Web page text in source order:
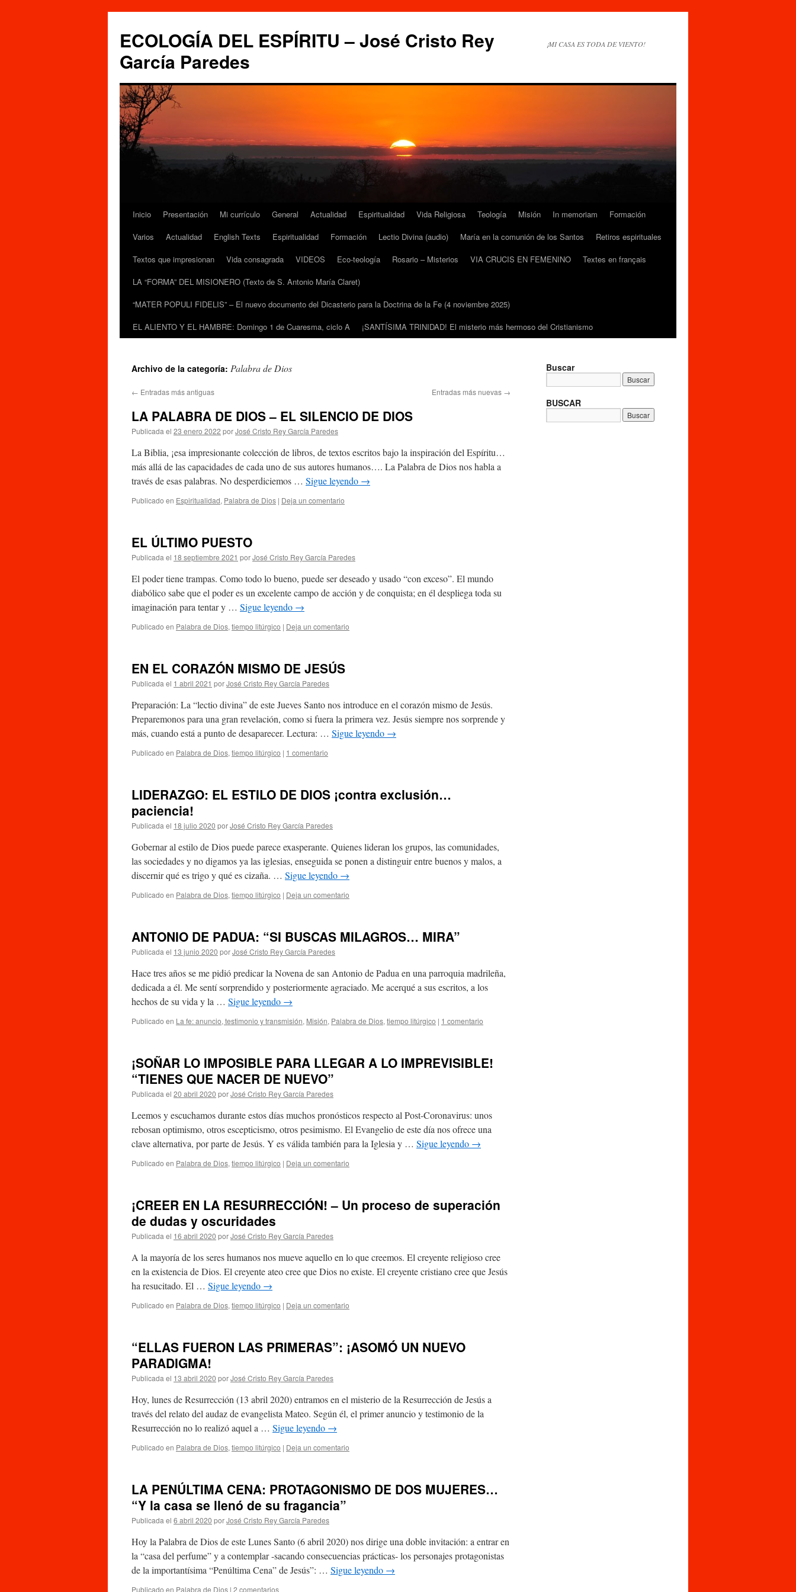
contenido
ECOLOGÍA DEL ESPÍRITU – José Cristo Rey
García Paredes
¡MI CASA ES TODA DE VIENTO!
Inicio Presentación Mi currículo General Actualidad Espiritualidad Vida Religiosa Teología Misión In memoriam
Formación
Varios
Actualidad English Texts Espiritualidad Formación Lectio Divina (audio) María en la comunión de los Santos
Retiros espirituales
Textos que impresionan
Vida consagrada VIDEOS Eco-teología Rosario – Misterios VIA CRUCIS EN FEMENINO
Textes en français
LA “FORMA” DEL MISIONERO (Texto de S. Antonio María Claret)
“MATER POPULI FIDELIS” – El nuevo documento del Dicasterio para la Doctrina de la Fe (4 noviembre 2025)
EL ALIENTO Y EL HAMBRE: Domingo 1 de Cuaresma, ciclo A
¡SANTÍSIMA TRINIDAD! El misterio más hermoso del Cristianismo
Archivo de la categoría: Palabra de Dios
← Entradas más antiguas Entradas más nuevas →
LA PALABRA DE DIOS – EL SILENCIO DE DIOS
Publicada el 23 enero 2022 porJosé Cristo Rey García Paredes
La Biblia, ¡esa impresionante colección de libros, de textos escritos bajo la inspiración del Espíritu…
más allá de las capacidades de cada uno de sus autores humanos…. La Palabra de Dios nos habla a
través de esas palabras. No desperdiciemos … Sigue leyendo →
Publicado en Espiritualidad, Palabra de Dios | Deja un comentario
EL ÚLTIMO PUESTO
Publicada el 18 septiembre 2021 porJosé Cristo Rey García Paredes
El poder tiene trampas. Como todo lo bueno, puede ser deseado y usado “con exceso”. El mundo
diabólico sabe que el poder es un excelente campo de acción y de conquista; en él despliega toda su
imaginación para tentar y … Sigue leyendo →
Publicado en Palabra de Dios, tiempo litúrgico | Deja un comentario
EN EL CORAZÓN MISMO DE JESÚS
Publicada el 1 abril 2021 porJosé Cristo Rey García Paredes
Preparación: La “lectio divina” de este Jueves Santo nos introduce en el corazón mismo de Jesús.
Preparemonos para una gran revelación, como si fuera la primera vez. Jesús siempre nos sorprende y
más, cuando está a punto de desaparecer. Lectura: … Sigue leyendo →
Publicado en Palabra de Dios, tiempo litúrgico | 1 comentario
LIDERAZGO: EL ESTILO DE DIOS ¡contra exclusión…
paciencia!
Publicada el 18 julio 2020 porJosé Cristo Rey García Paredes
Gobernar al estilo de Dios puede parece exasperante. Quienes lideran los grupos, las comunidades,
las sociedades y no digamos ya las iglesias, enseguida se ponen a distinguir entre buenos y malos, a
discernir qué es trigo y qué es cizaña. … Sigue leyendo →
Publicado en Palabra de Dios, tiempo litúrgico | Deja un comentario
ANTONIO DE PADUA: “SI BUSCAS MILAGROS… MIRA”
Publicada el 13 junio 2020 porJosé Cristo Rey García Paredes
Hace tres años se me pidió predicar la Novena de san Antonio de Padua en una parroquia madrileña,
dedicada a él. Me sentí sorprendido y posteriormente agraciado. Me acerqué a sus escritos, a los
hechos de su vida y la … Sigue leyendo →
Publicado en La fe: anuncio, testimonio y transmisión, Misión, Palabra de Dios, tiempo litúrgico | 1 comentario
¡SOÑAR LO IMPOSIBLE PARA LLEGAR A LO IMPREVISIBLE!
“TIENES QUE NACER DE NUEVO”
Publicada el 20 abril 2020 porJosé Cristo Rey García Paredes
Leemos y escuchamos durante estos días muchos pronósticos respecto al Post-Coronavirus: unos
rebosan optimismo, otros escepticismo, otros pesimismo. El Evangelio de este día nos ofrece una
clave alternativa, por parte de Jesús. Y es válida también para la Iglesia y … Sigue leyendo →
Publicado en Palabra de Dios, tiempo litúrgico | Deja un comentario
¡CREER EN LA RESURRECCIÓN! – Un proceso de superación
de dudas y oscuridades
Publicada el 16 abril 2020 porJosé Cristo Rey García Paredes
A la mayoría de los seres humanos nos mueve aquello en lo que creemos. El creyente religioso cree
en la existencia de Dios. El creyente ateo cree que Dios no existe. El creyente cristiano cree que Jesús
ha resucitado. El … Sigue leyendo →
Publicado en Palabra de Dios, tiempo litúrgico | Deja un comentario
“ELLAS FUERON LAS PRIMERAS”: ¡ASOMÓ UN NUEVO
PARADIGMA!
Publicada el 13 abril 2020 porJosé Cristo Rey García Paredes
Hoy, lunes de Resurrección (13 abril 2020) entramos en el misterio de la Resurrección de Jesús a
través del relato del audaz de evangelista Mateo. Según él, el primer anuncio y testimonio de la
Resurrección no lo realizó aquel a … Sigue leyendo →
Publicado en Palabra de Dios, tiempo litúrgico | Deja un comentario
LA PENÚLTIMA CENA: PROTAGONISMO DE DOS MUJERES…
“Y la casa se llenó de su fragancia”
Publicada el 6 abril 2020 porJosé Cristo Rey García Paredes
Hoy la Palabra de Dios de este Lunes Santo (6 abril 2020) nos dirige una doble invitación: a entrar en
la “casa del perfume” y a contemplar -sacando consecuencias prácticas- los personajes protagonistas
de la importantísima “Penúltima Cena” de Jesús”: … Sigue leyendo →
Publicado en Palabra de Dios | 2 comentarios
Buscar
BUSCAR